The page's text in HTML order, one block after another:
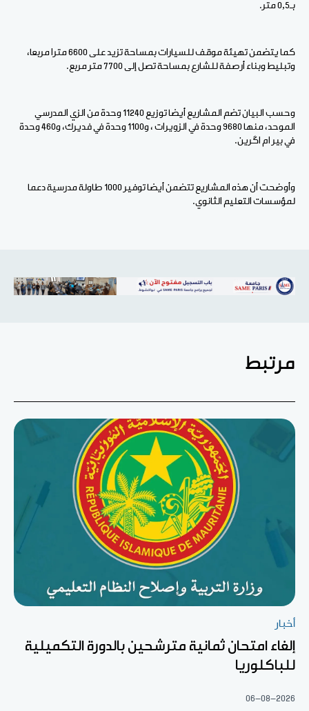
بـ0,5 متر.
كما يتضمن تهيئة موقف للسيارات بمساحة تزيد على 6600 مترا مربعا،
وتبليط وبناء أرصفة للشارع بمساحة تصل إلى 7700 متر مربع.
وحسب البيان تضم المشاريع أيضا توزيع 11240 وحدة من الزي المدرسي
الموحد، منها 9680 وحدة في الزويرات ، و1100 وحدة في فديرك، و460 وحدة
في بير ام اگرين.
وأوضحت أن هذه المشاريع تتضمن أيضا توفير 1000 طاولة مدرسية دعما
لمؤسسات التعليم الثانوي.
مرتبط
أخبار
إلغاء امتحان ثمانية مترشحين بالدورة التكميلية
للباكلوريا
06-08-2026